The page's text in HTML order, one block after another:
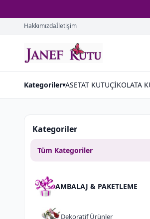
Hakkımızdaİletişim
Kategoriler▾ASETAT KUTUÇİKOLATA
Kategoriler
Tüm Kategoriler
AMBALAJ & PAKETLEME
Dekorati̇f Ürünler